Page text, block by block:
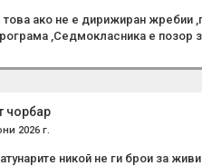
това ако не е дирижиран жребии
,Седмокласника е позор
чорбар
2026 г.
никой не ги брои за